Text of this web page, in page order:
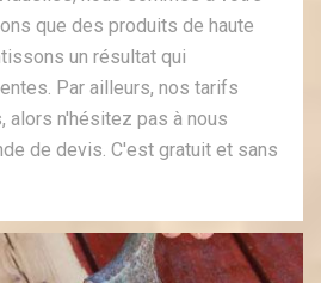
que des produits de haute
un résultat qui
Par ailleurs, nos tarifs
alors n'hésitez pas à nous
de devis. C'est gratuit et sans